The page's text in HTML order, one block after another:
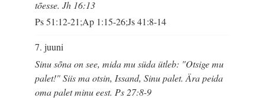
tõesse. Jh 16:13
Ps 51:12-21;Ap 1:15-26;Js 41:8-14
7. juuni
Sinu sõna on see, mida mu süda ütleb: "Otsige mu
palet!" Siis ma otsin, Issand, Sinu palet. Ära peida
oma palet minu eest. Ps 27:8-9